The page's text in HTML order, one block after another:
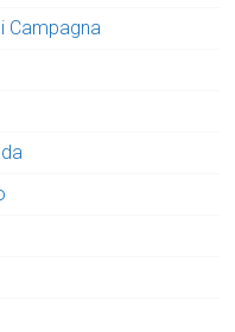
Campagna